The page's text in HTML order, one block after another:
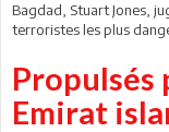
Bagdad, Stuart Jones,
terroristes les plus
Propulsés
Emirat